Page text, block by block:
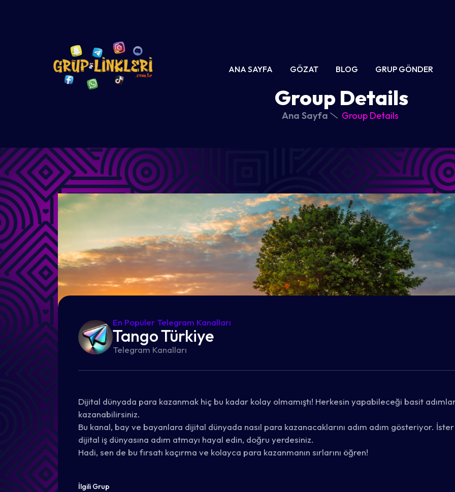
ANA SAYFA GÖZAT BLOG GRUP GÖNDER
Group Details
Ana Sayfa Group Details
En Popüler Telegram Kanalları
Tango Türkiye
Telegram Kanalları
Dijital dünyada para kazanmak hiç bu kadar kolay olmamıştı! Herkesin yapabileceği basit
kazanabilirsiniz.
Bu kanal, bay ve bayanlara dijital dünyada nasıl para kazanacaklarını adım adım gösteriyor.
dijital iş dünyasına adım atmayı hayal edin, doğru yerdesiniz.
Hadi, sen de bu fırsatı kaçırma ve kolayca para kazanmanın sırlarını öğren!
İlgili Grup